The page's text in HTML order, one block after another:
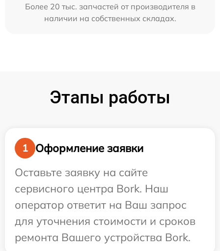
Более 20 тыс. запчастей от производителя в
наличии на собственных складах.
Этапы работы
1
Оформление заявки
Оставьте заявку на сайте
сервисного центра Bork. Наш
оператор ответит на Ваш запрос
для уточнения стоимости и сроков
ремонта Вашего устройства Bork.